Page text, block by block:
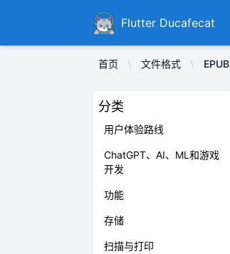
DucafecatFlutter Ducafecat
首页 文件格式 EPUB
分类
用户体验路线
ChatGPT、AI、ML和游戏
开发
功能
存储
扫描与打印